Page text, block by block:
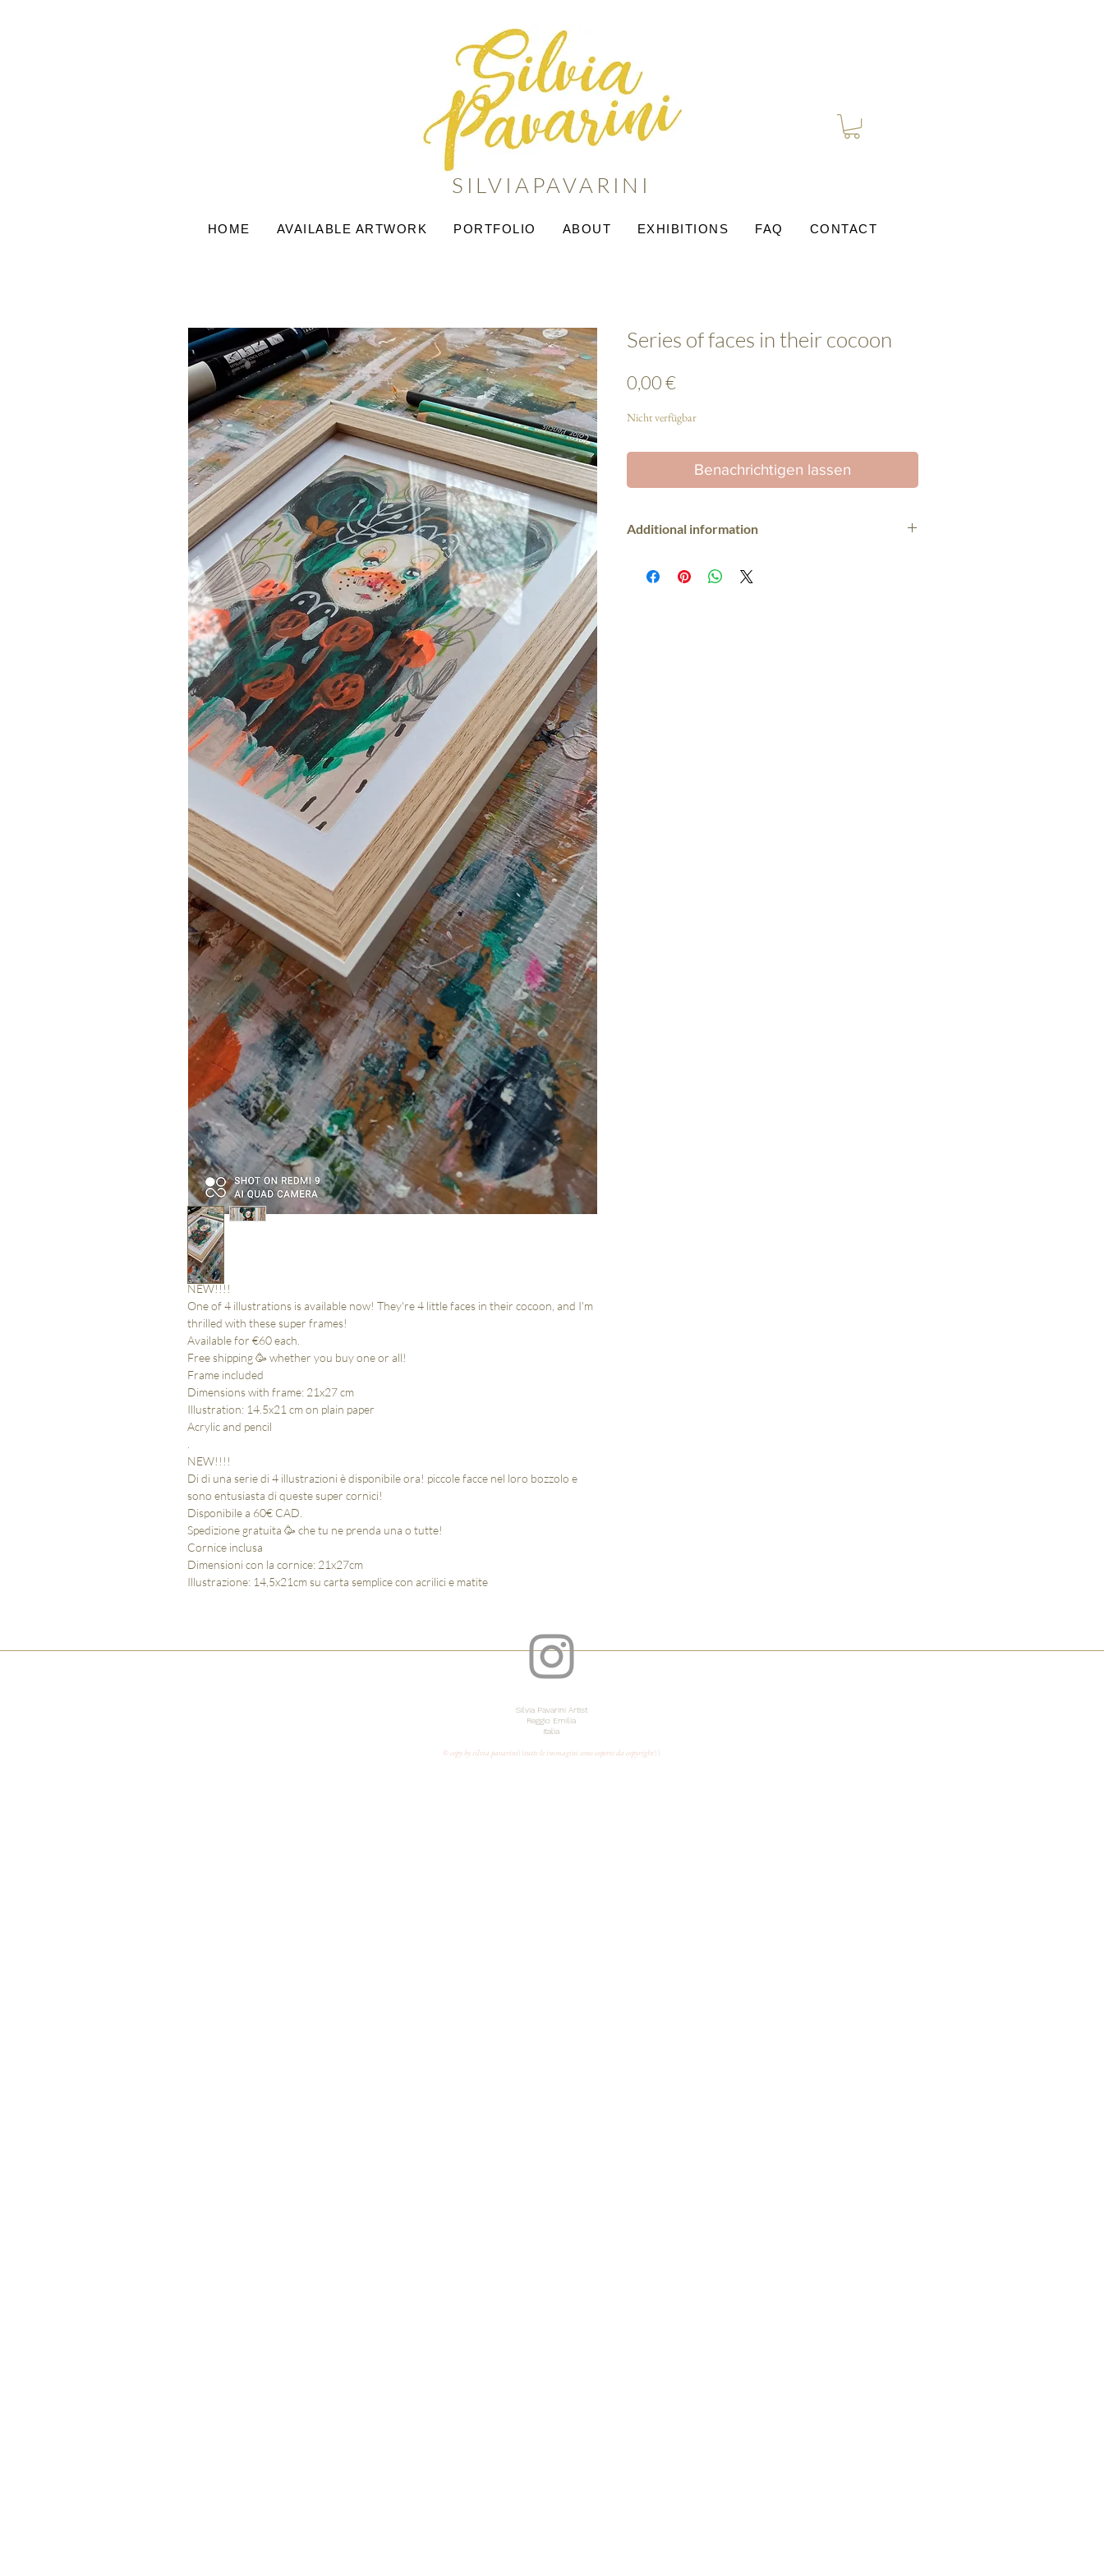
SILVIAPAVARINI
HOME AVAILABLE ARTWORK PORTFOLIO ABOUT EXHIBITIONS FAQ CONTACT
NEW!!!!
One of 4 illustrations is available now! They're 4 little faces in their cocoon, and I'm
thrilled with these super frames!
Available for €60 each.
Free shipping 🥳 whether you buy one or all!
Frame included
Dimensions with frame: 21x27 cm
Illustration: 14.5x21 cm on plain paper
Acrylic and pencil
NEW!!!!
Di di una serie di 4 illustrazioni è disponibile ora! piccole facce nel loro bozzolo e
sono entusiasta di queste super cornici!
Disponibile a 60€ CAD.
Spedizione gratuita 🥳 che tu ne prenda una o tutte!
Cornice inclusa
Dimensioni con la cornice: 21x27cm
Illustrazione: 14,5x21cm su carta semplice con acrilici e matite
Series of faces in their cocoon
0,00 €Preis
Nicht verfügbar
Benachrichtigen lassen
Additional information
Silvia Pavarini Artist
Reggio Emilia
Italia
© copy by silvia pavarini\\tutte le immagini sono coperte da copyright\\